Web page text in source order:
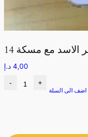
4,00 د.إ
- +
اضف الى السلة